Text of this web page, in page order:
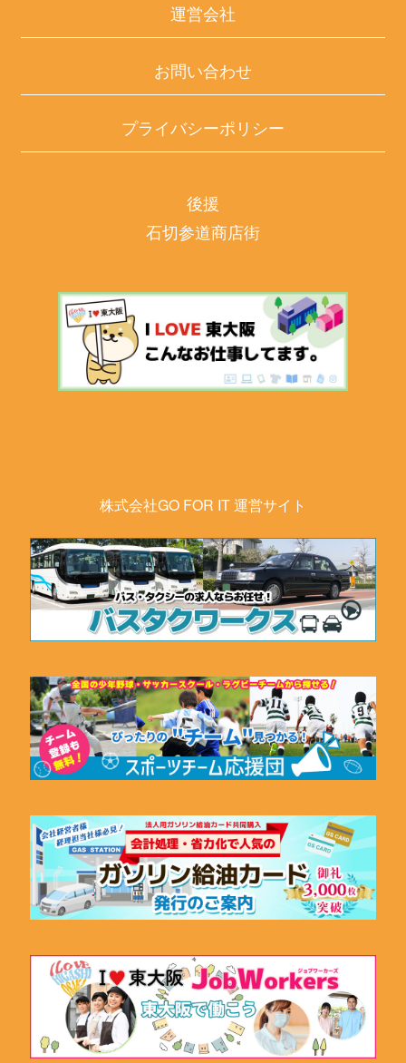
運営会社
お問い合わせ
プライバシーポリシー
後援
石切参道商店街
株式会社GO FOR IT 運営サイト